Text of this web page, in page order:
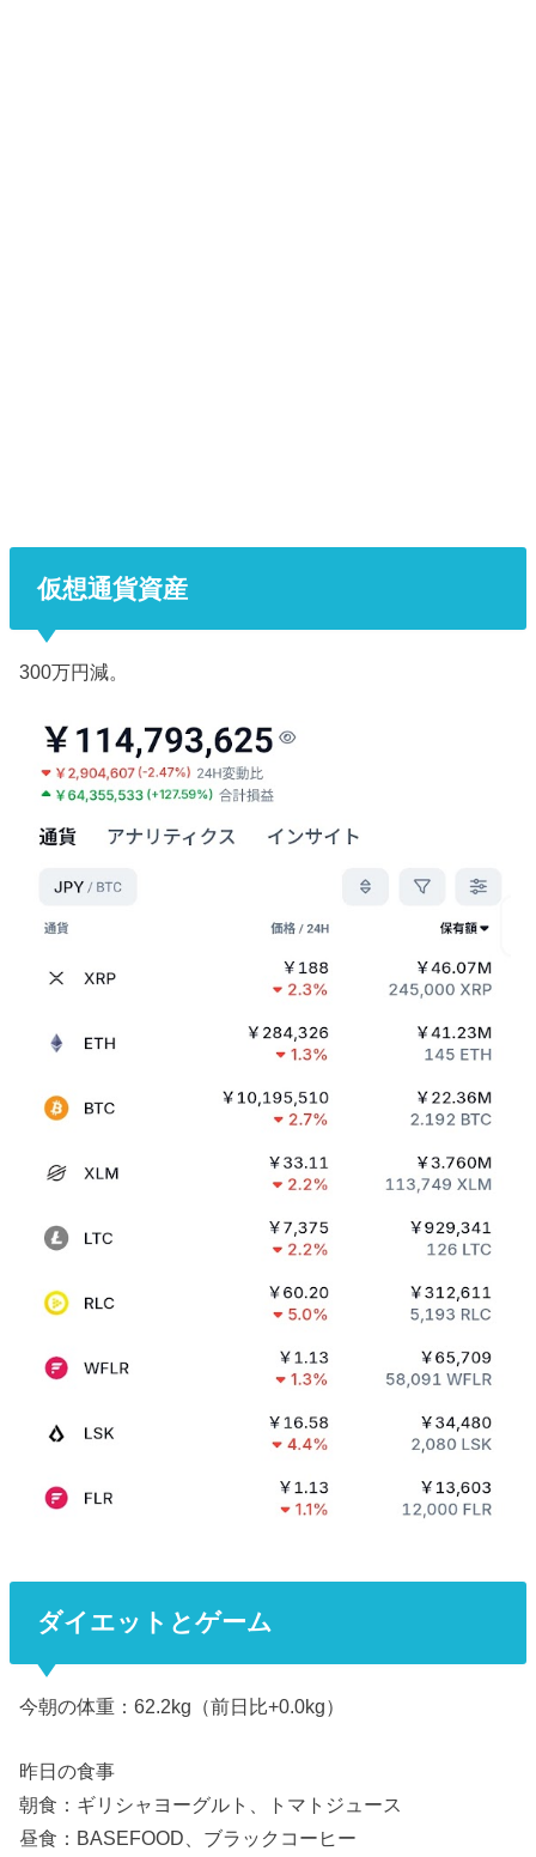
仮想通貨資産
300万円減。
ダイエットとゲーム
今朝の体重：62.2kg（前日比+0.0kg）
昨日の食事
朝食：ギリシャヨーグルト、トマトジュース
昼食：BASEFOOD、ブラックコーヒー